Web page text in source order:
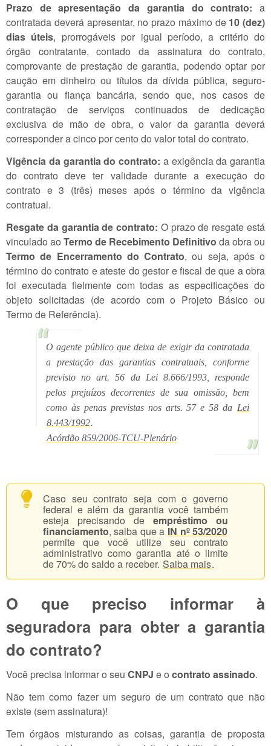
Prazo de apresentação da garantia do contrato: a
contratada deverá apresentar, no prazo máximo de 10 (dez)
dias úteis, prorrogáveis por igual período, a critério do
órgão contratante, contado da assinatura do contrato,
comprovante de prestação de garantia, podendo optar por
caução em dinheiro ou títulos da dívida pública, seguro-
garantia ou fiança bancária, sendo que, nos casos de
contratação de serviços continuados de dedicação
exclusiva de mão de obra, o valor da garantia deverá
corresponder a cinco por cento do valor total do contrato.
Vigência da garantia do contrato: a exigência da garantia
do contrato deve ter validade durante a execução do
contrato e 3 (três) meses após o término da vigência
contratual.
Resgate da garantia de contrato: O prazo de resgate está
vinculado ao Termo de Recebimento Definitivo da obra ou
Termo de Encerramento do Contrato, ou seja, após o
término do contrato e ateste do gestor e fiscal de que a obra
foi executada fielmente com todas as especificações do
objeto solicitadas (de acordo com o Projeto Básico ou
Termo de Referência).
O agente público que deixa de exigir da contratada
a prestação das garantias contratuais, conforme
previsto no art. 56 da Lei 8.666/1993, responde
pelos prejuízos decorrentes de sua omissão, bem
como às penas previstas nos arts. 57 e 58 da Lei
8.443/1992.
Acórdão 859/2006-TCU-Plenário
Caso seu contrato seja com o governo
federal e além da garantia você também
esteja precisando de empréstimo ou
financiamento, saiba que a IN nº 53/2020
permite que você utilize seu contrato
administrativo como garantia até o limite
de 70% do saldo a receber. Saiba mais.
O que preciso informar à
seguradora para obter a garantia
do contrato?
Você precisa informar o seu CNPJ e o contrato assinado.
Não tem como fazer um seguro de um contrato que não
existe (sem assinatura)!
Tem órgãos misturando as coisas, garantia de proposta